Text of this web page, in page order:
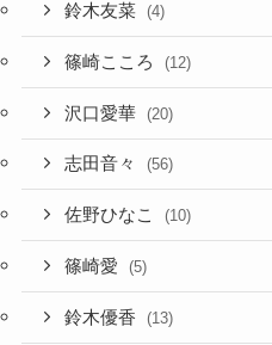
鈴木友菜 (4)
篠崎こころ (12)
沢口愛華 (20)
志田音々 (56)
佐野ひなこ (10)
篠崎愛 (5)
鈴木優香 (13)